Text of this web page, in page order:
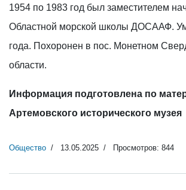
1954 по 1983 год был заместителем
Областной морской школы ДОСААФ.
года. Похоронен в пос. Монетном
области.
Информация подготовлена по
Артемовского исторического музея
Общество 13.05.2025 Просмотров: 844